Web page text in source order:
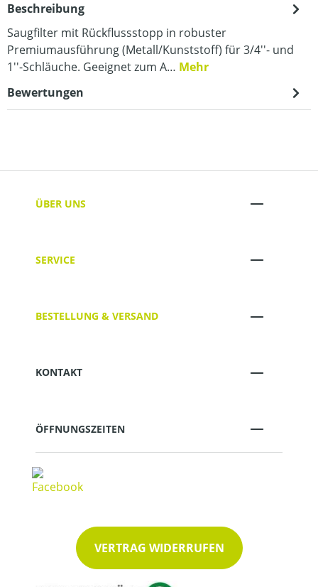
Beschreibung
Saugfilter mit Rückflussstopp in robuster
Premiumausführung (Metall/Kunststoff) für 3/4''- und
1''-Schläuche. Geeignet zum A… Mehr
Bewertungen
ÜBER UNS
SERVICE
BESTELLUNG & VERSAND
KONTAKT
ÖFFNUNGSZEITEN
VERTRAG WIDERRUFEN